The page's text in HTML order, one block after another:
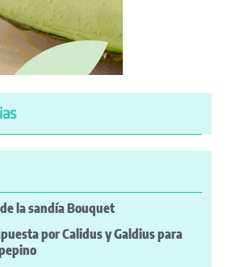
la sandía Bouquet
por Calidus y Galdius para